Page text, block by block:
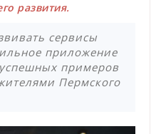
развития.
сервисы
приложение
примеров
Пермского